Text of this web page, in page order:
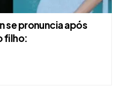
se pronuncia após
filho: